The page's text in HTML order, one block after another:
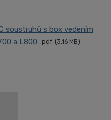
soustruhů s box vedením
a L800
pdf 3.16 MB